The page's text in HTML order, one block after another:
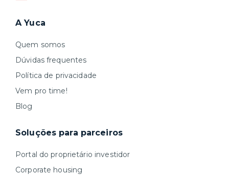
A Yuca
Quem somos
Dúvidas frequentes
Política de privacidade
Vem pro time!
Blog
Soluções para parceiros
Portal do proprietário investidor
Corporate housing